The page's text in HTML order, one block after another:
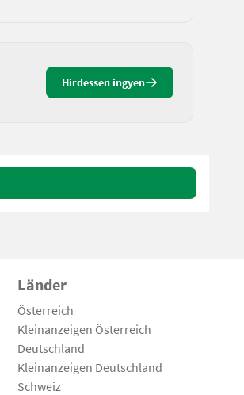
Hirdessen ingyen
Länder
Österreich
Kleinanzeigen Österreich
Deutschland
Kleinanzeigen Deutschland
Schweiz